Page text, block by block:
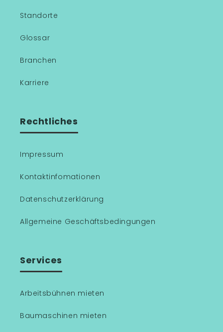
Standorte
Glossar
Branchen
Karriere
Rechtliches
Impressum
Kontaktinfomationen
Datenschutzerklärung
Allgemeine Geschäftsbedingungen
Services
Arbeitsbühnen mieten
Baumaschinen mieten